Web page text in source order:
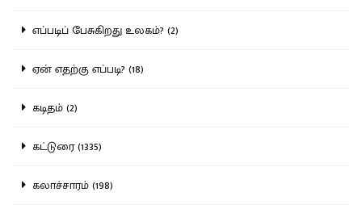
எப்படிப் பேசுகிறது உலகம்? (2)
ஏன் எதற்கு எப்படி? (18)
கடிதம் (2)
கட்டுரை (1335)
கலாச்சாரம் (198)